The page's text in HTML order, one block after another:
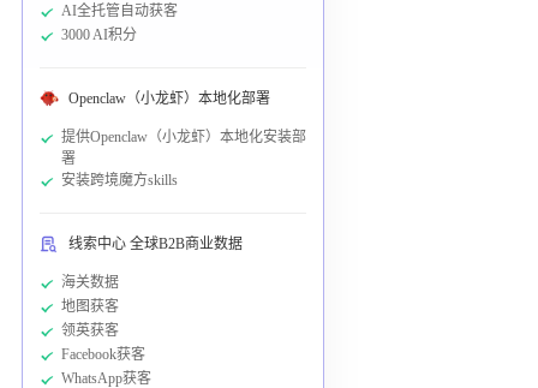
AI全托管自动获客
3000 AI积分
Openclaw（小龙虾）本地化部署
提供Openclaw（小龙虾）本地化安装部
署
安装跨境魔方skills
线索中心 全球B2B商业数据
海关数据
地图获客
领英获客
Facebook获客
WhatsApp获客